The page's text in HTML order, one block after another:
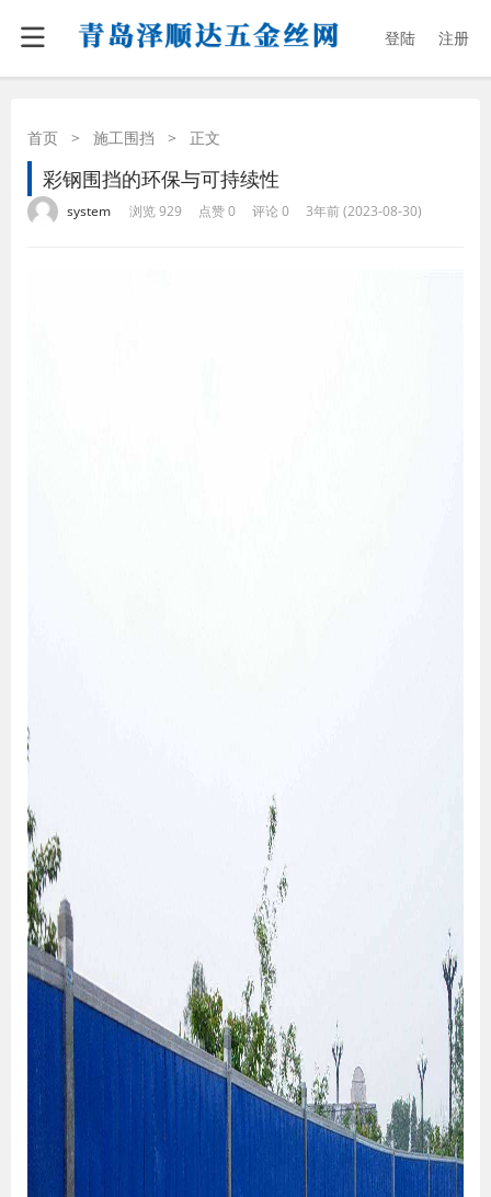
登陆 注册
首页 > 施工围挡 > 正文
彩钢围挡的环保与可持续性
system 浏览 929 点赞 0 评论 0 3年前 (2023-08-30)